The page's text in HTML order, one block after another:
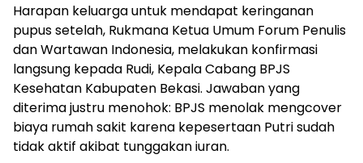
Harapan keluarga untuk mendapat keringanan
pupus setelah, Rukmana Ketua Umum Forum Penulis
dan Wartawan Indonesia, melakukan konfirmasi
langsung kepada Rudi, Kepala Cabang BPJS
Kesehatan Kabupaten Bekasi. Jawaban yang
diterima justru menohok: BPJS menolak mengcover
biaya rumah sakit karena kepesertaan Putri sudah
tidak aktif akibat tunggakan iuran.